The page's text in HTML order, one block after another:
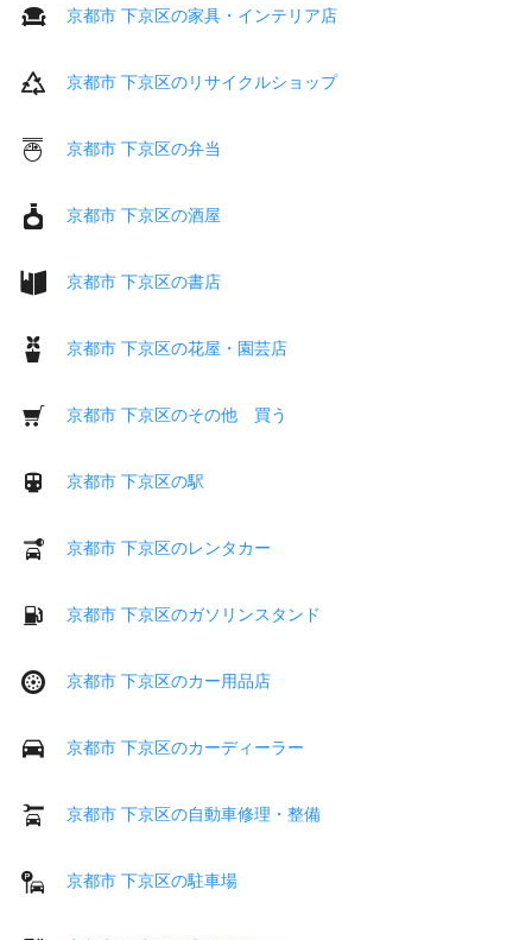
京都市 下京区の家具・インテリア店
京都市 下京区のリサイクルショップ
京都市 下京区の弁当
京都市 下京区の酒屋
京都市 下京区の書店
京都市 下京区の花屋・園芸店
京都市 下京区のその他 買う
京都市 下京区の駅
京都市 下京区のレンタカー
京都市 下京区のガソリンスタンド
京都市 下京区のカー用品店
京都市 下京区のカーディーラー
京都市 下京区の自動車修理・整備
京都市 下京区の駐車場